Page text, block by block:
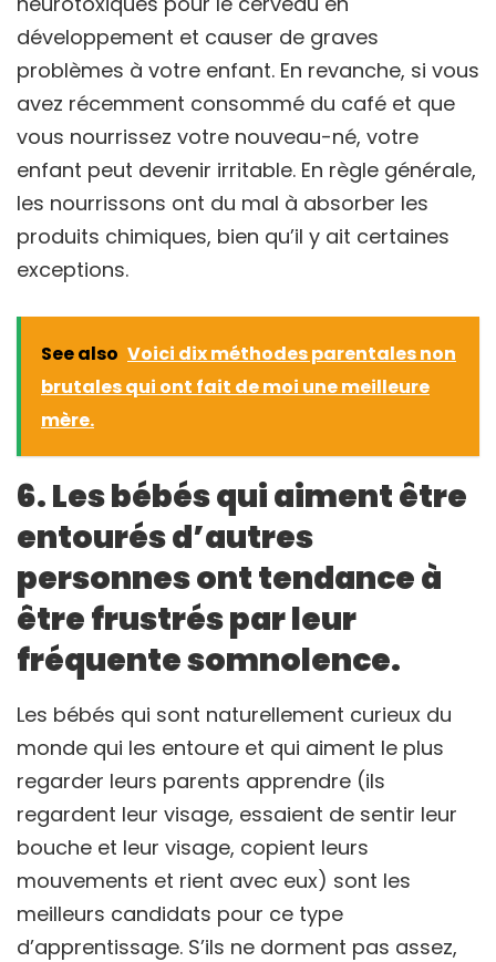
développement et causer de graves
problèmes à votre enfant. En revanche, si vous
avez récemment consommé du café et que
vous nourrissez votre nouveau-né, votre
enfant peut devenir irritable. En règle générale,
les nourrissons ont du mal à absorber les
produits chimiques, bien qu’il y ait certaines
exceptions.
See also Voici dix méthodes parentales non
brutales qui ont fait de moi une meilleure
mère.
6. Les bébés qui aiment être
entourés d’autres
personnes ont tendance à
être frustrés par leur
fréquente somnolence.
Les bébés qui sont naturellement curieux du
monde qui les entoure et qui aiment le plus
regarder leurs parents apprendre (ils
regardent leur visage, essaient de sentir leur
bouche et leur visage, copient leurs
mouvements et rient avec eux) sont les
meilleurs candidats pour ce type
d’apprentissage. S’ils ne dorment pas assez,